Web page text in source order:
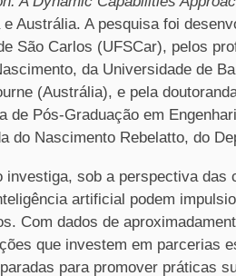
e Austrália. A pesquisa foi
São Carlos (UFSCar), pelos
da Universidade de
(Austrália), e pela
de Pós-Graduação em
do Nascimento Rebelatto, do
investiga, sob a perspectiva das
artificial podem
Com dados de
que investem em parcerias
para promover práticas